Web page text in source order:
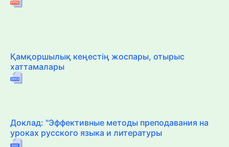
Қамқоршылық кеңестің жоспары, отырыс
хаттамалары
Доклад: "Эффективные методы преподавания на
уроках русского языка и литературы